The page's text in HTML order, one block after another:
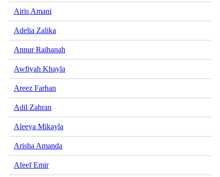
Airis Amani
Adelia Zalika
Annur Raihanah
Awfiyah Khayla
Areez Farhan
Adil Zahran
Aleeya Mikayla
Arisha Amanda
Afeef Emir